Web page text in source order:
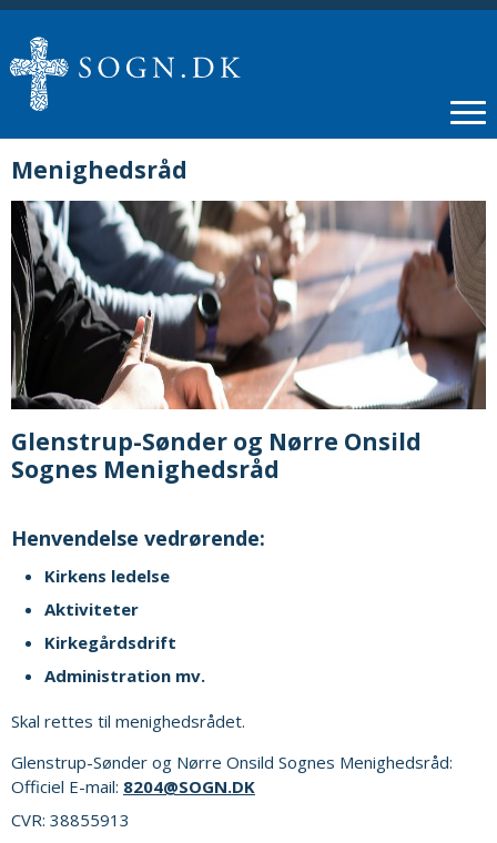
Menighedsråd
Glenstrup-Sønder og Nørre Onsild
Sognes Menighedsråd
Henvendelse vedrørende:
Kirkens ledelse
Aktiviteter
Kirkegårdsdrift
Administration mv.
Skal rettes til menighedsrådet.
Glenstrup-Sønder og Nørre Onsild Sognes Menighedsråd:
Officiel E-mail: 8204@SOGN.DK
CVR: 38855913